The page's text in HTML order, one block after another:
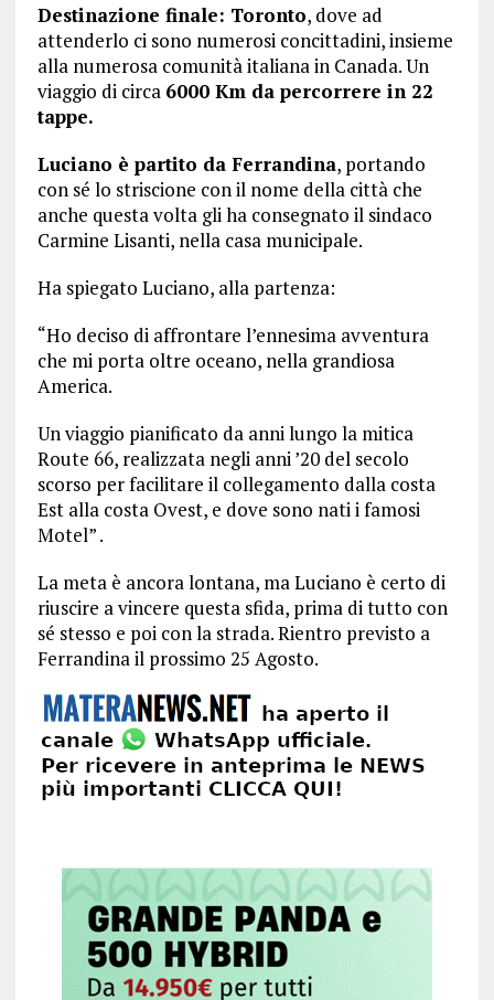
Destinazione finale: Toronto, dove ad
attenderlo ci sono numerosi concittadini, insieme
alla numerosa comunità italiana in Canada. Un
viaggio di circa 6000 Km da percorrere in 22
tappe.
Luciano è partito da Ferrandina, portando
con sé lo striscione con il nome della città che
anche questa volta gli ha consegnato il sindaco
Carmine Lisanti, nella casa municipale.
Ha spiegato Luciano, alla partenza:
“Ho deciso di affrontare l’ennesima avventura
che mi porta oltre oceano, nella grandiosa
America.
Un viaggio pianificato da anni lungo la mitica
Route 66, realizzata negli anni ’20 del secolo
scorso per facilitare il collegamento dalla costa
Est alla costa Ovest, e dove sono nati i famosi
Motel” .
La meta è ancora lontana, ma Luciano è certo di
riuscire a vincere questa sfida, prima di tutto con
sé stesso e poi con la strada. Rientro previsto a
Ferrandina il prossimo 25 Agosto.